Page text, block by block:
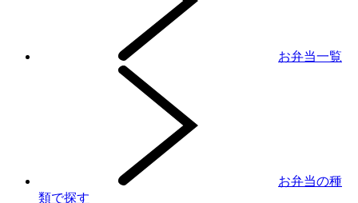
お弁当一覧
お弁当の種
類で探す